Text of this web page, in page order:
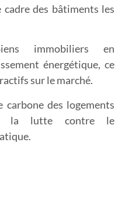
des bâtiments les
immobiliers en
énergétique, ce
sur le marché.
carbonedes logements
la lutte contre le